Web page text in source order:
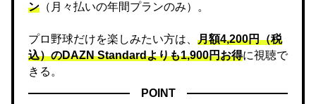
ン （月々払いの年間プランのみ）。
プロ野球だけを楽しみたい方は、 月額4,200円（税
込）のDAZN Standard​よりも1,900円お得に視聴で
きる。
POINT